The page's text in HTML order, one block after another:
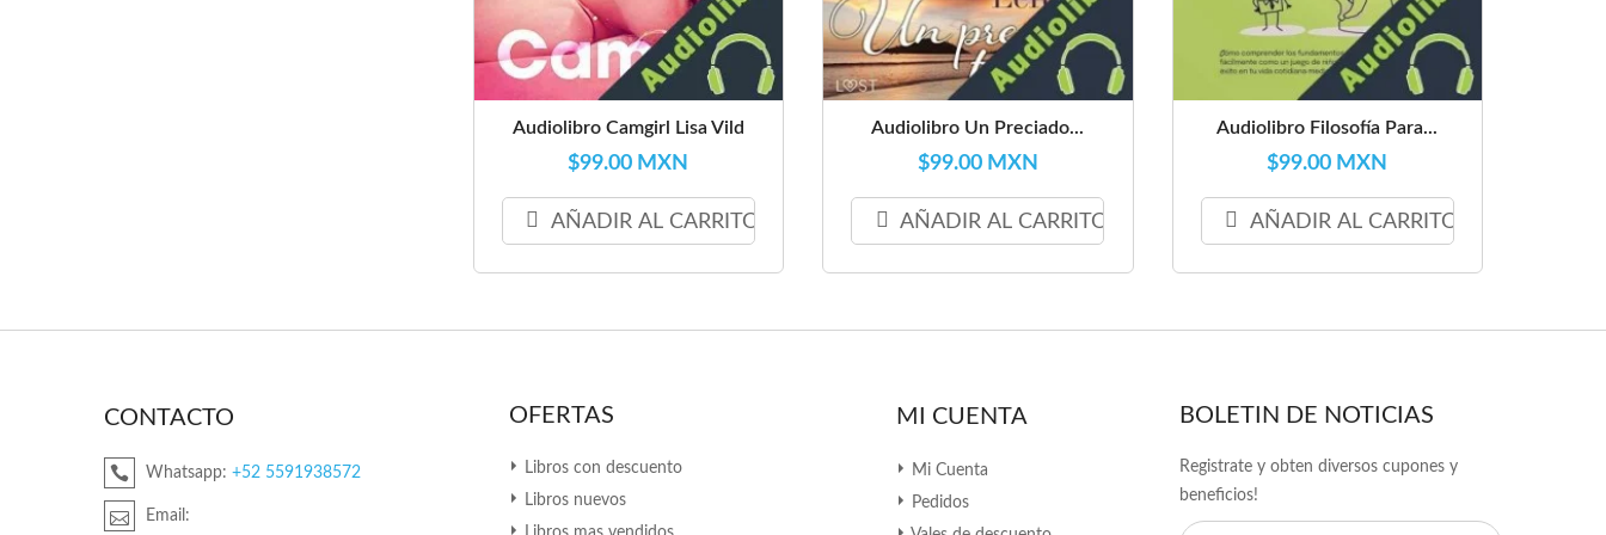
Audiolibro Camgirl Lisa Vild
$99.00 MXN
AÑADIR AL CARRITO
Audiolibro Un Preciado...
$99.00 MXN
AÑADIR AL CARRITO
Audiolibro Filosofía Para...
$99.00 MXN
AÑADIR AL CARRITO
CONTACTO
Whatsapp: +52 5591938572
Email:
OFERTAS
Libros con descuento
Libros nuevos
MI CUENTA
Mi Cuenta
Pedidos
BOLETIN DE NOTICIAS
Registrate y obten diversos cupones y
beneficios!